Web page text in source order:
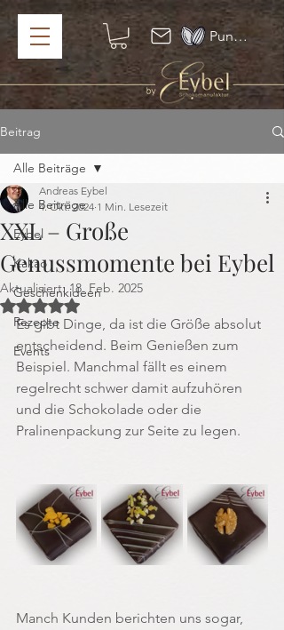
Punkte ansehen
Beitrag
Alle Beiträge
Eybel
Kakao
Geschenkideen
Rezepte
Events
Alle Beiträge
XXL – Große
Genussmomente bei Eybel
Andreas Eybel
4. Okt. 2024 1 Min. Lesezeit
Aktualisiert:18. Feb. 2025
Mit NaN von 5 Sternen bewertet.
Es gibt Dinge, da ist die Größe absolut
entscheidend. Beim Genießen zum
Beispiel. Manchmal fällt es einem
regelrecht schwer damit aufzuhören
und die Schokolade oder die
Pralinenpackung zur Seite zu legen.
Manch Kunden berichten uns sogar,